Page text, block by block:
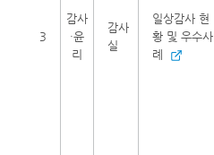
3
감사
·윤
리
감사
실
일상감사 현
황 및 우수사
례